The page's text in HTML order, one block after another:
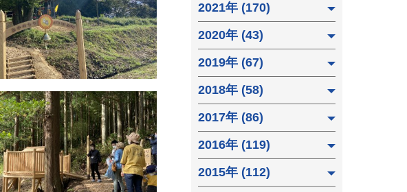
2021年 (170)
2020年 (43)
2019年 (67)
2018年 (58)
2017年 (86)
2016年 (119)
2015年 (112)